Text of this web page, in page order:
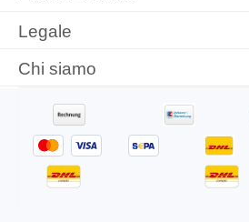
Legale
Chi siamo